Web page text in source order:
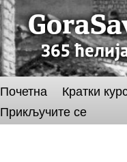
Почетна Кратки
Прикључите се